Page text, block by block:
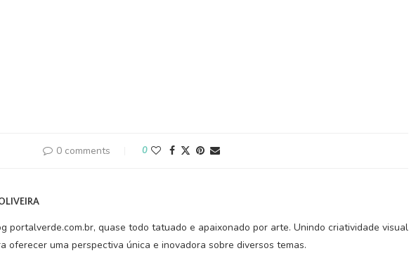
0 comments 0
portalverde.com.br, quase todo tatuado e apaixonado por arte. Unindo criatividade visual
oferecer uma perspectiva única e inovadora sobre diversos temas.